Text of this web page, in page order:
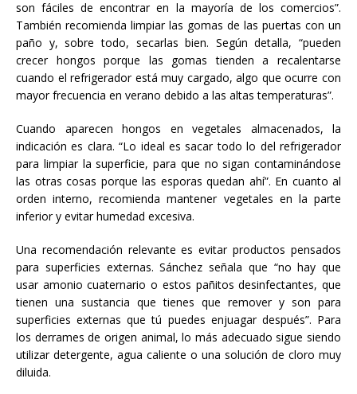
son fáciles de encontrar en la mayoría de los comercios”.
También recomienda limpiar las gomas de las puertas con un
paño y, sobre todo, secarlas bien. Según detalla, “pueden
crecer hongos porque las gomas tienden a recalentarse
cuando el refrigerador está muy cargado, algo que ocurre con
mayor frecuencia en verano debido a las altas temperaturas”.
Cuando aparecen hongos en vegetales almacenados, la
indicación es clara. “Lo ideal es sacar todo lo del refrigerador
para limpiar la superficie, para que no sigan contaminándose
las otras cosas porque las esporas quedan ahí”. En cuanto al
orden interno, recomienda mantener vegetales en la parte
inferior y evitar humedad excesiva.
Una recomendación relevante es evitar productos pensados
para superficies externas. Sánchez señala que “no hay que
usar amonio cuaternario o estos pañitos desinfectantes, que
tienen una sustancia que tienes que remover y son para
superficies externas que tú puedes enjuagar después”. Para
los derrames de origen animal, lo más adecuado sigue siendo
utilizar detergente, agua caliente o una solución de cloro muy
diluida.